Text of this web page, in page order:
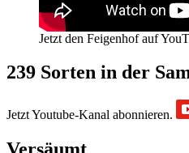
Jetzt den Feigenhof auf
239 Sorten in der
Jetzt Youtube-Kanal abonnieren.